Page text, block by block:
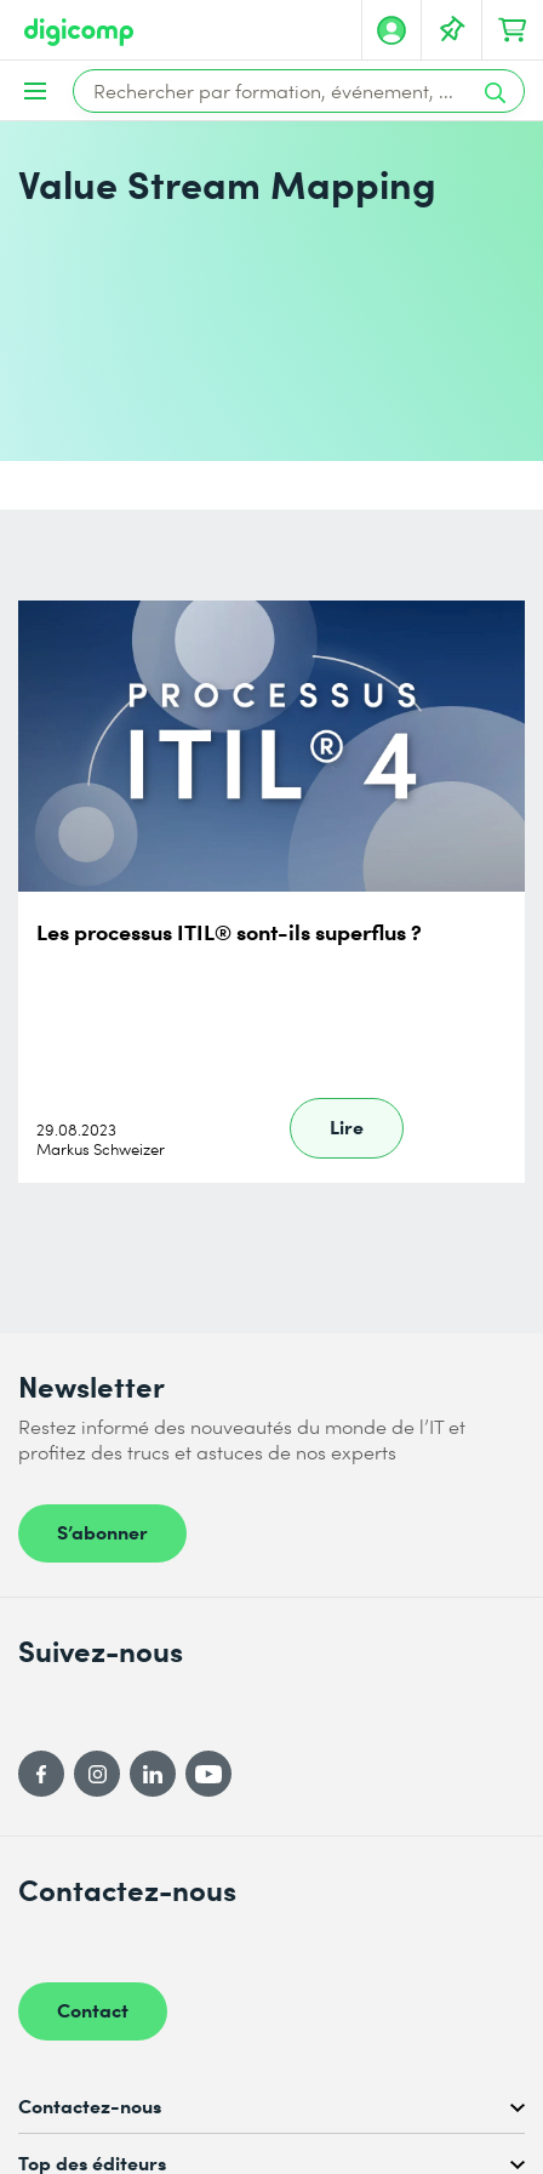
Value Stream Mapping
Les processus ITIL® sont-ils superflus ?
29.08.2023
Markus Schweizer
Lire
Newsletter
Restez informé des nouveautés du monde de l’IT et
profitez des trucs et astuces de nos experts
S’abonner
Contactez-nous
Contact
Suivez-nous
Contactez-nous
Conseil personnalisé au
Top des éditeurs